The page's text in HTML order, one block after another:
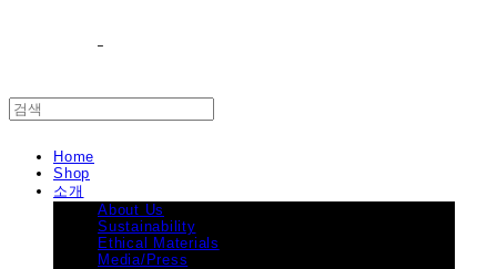
Home
Shop
소개
About Us
Sustainability
Ethical Materials
Media/Press